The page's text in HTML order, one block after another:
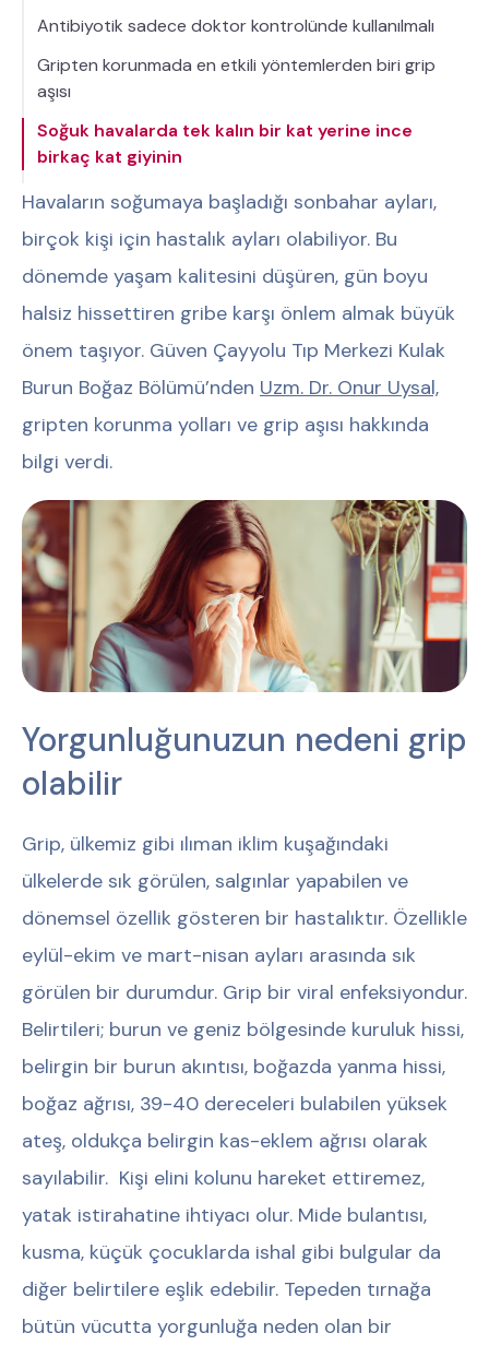
Antibiyotik sadece doktor kontrolünde kullanılmalı
Gripten korunmada en etkili yöntemlerden biri grip
aşısı
Soğuk havalarda tek kalın bir kat yerine ince
birkaç kat giyinin
Havaların soğumaya başladığı sonbahar ayları,
birçok kişi için hastalık ayları olabiliyor. Bu
dönemde yaşam kalitesini düşüren, gün boyu
halsiz hissettiren gribe karşı önlem almak büyük
önem taşıyor. Güven Çayyolu Tıp Merkezi Kulak
Burun Boğaz Bölümü’nden Uzm. Dr. Onur Uysal,
gripten korunma yolları ve grip aşısı hakkında
bilgi verdi.
Yorgunluğunuzun nedeni grip
olabilir
Grip, ülkemiz gibi ılıman iklim kuşağındaki
ülkelerde sık görülen, salgınlar yapabilen ve
dönemsel özellik gösteren bir hastalıktır. Özellikle
eylül-ekim ve mart-nisan ayları arasında sık
görülen bir durumdur. Grip bir viral enfeksiyondur.
Belirtileri; burun ve geniz bölgesinde kuruluk hissi,
belirgin bir burun akıntısı, boğazda yanma hissi,
boğaz ağrısı, 39-40 dereceleri bulabilen yüksek
ateş, oldukça belirgin kas-eklem ağrısı olarak
sayılabilir. Kişi elini kolunu hareket ettiremez,
yatak istirahatine ihtiyacı olur. Mide bulantısı,
kusma, küçük çocuklarda ishal gibi bulgular da
diğer belirtilere eşlik edebilir. Tepeden tırnağa
bütün vücutta yorgunluğa neden olan bir